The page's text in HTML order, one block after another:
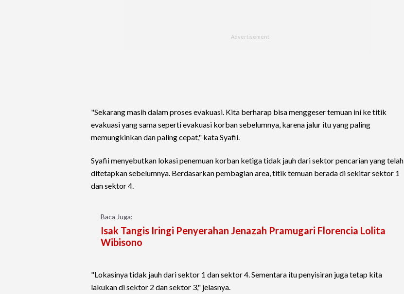
"Sekarang masih dalam proses evakuasi. Kita berharap bisa menggeser temuan ini ke titik
evakuasi yang sama seperti evakuasi korban sebelumnya, karena jalur itu yang paling
memungkinkan dan paling cepat," kata Syafii.
Syafii menyebutkan lokasi penemuan korban ketiga tidak jauh dari sektor pencarian yang telah
ditetapkan sebelumnya. Berdasarkan pembagian area, titik temuan berada di sekitar sektor 1
dan sektor 4.
Baca Juga:
Isak Tangis Iringi Penyerahan Jenazah Pramugari Florencia Lolita
Wibisono
"Lokasinya tidak jauh dari sektor 1 dan sektor 4. Sementara itu penyisiran juga tetap kita
lakukan di sektor 2 dan sektor 3," jelasnya.